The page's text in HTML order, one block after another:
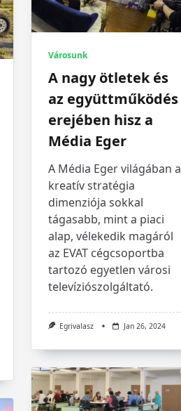
Városunk
A nagy ötletek és
az együttműködés
erejében hisz a
Média Eger
A Média Eger világában a
kreatív stratégia
dimenziója sokkal
tágasabb, mint a piaci
alap, vélekedik magáról
az EVAT cégcsoportba
tartozó egyetlen városi
televíziószolgáltató.
Egrivalasz Jan 26, 2024